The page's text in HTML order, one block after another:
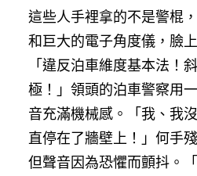
這些人手裡拿的不是警棍
和巨大的電子角度儀，臉
「違反泊車維度基本法！
極！」領頭的泊車警察用
音充滿機械感。「我、我
直停在了牆壁上！」何手
但聲音因為恐懼而顫抖。